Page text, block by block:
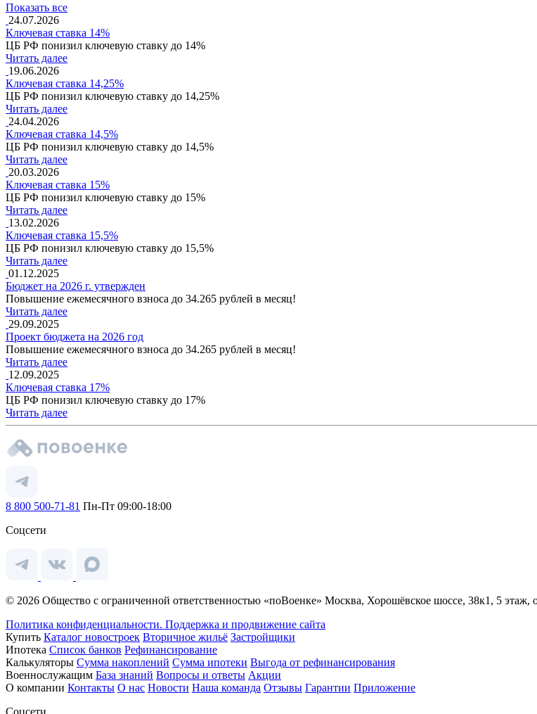
Показать все
24.07.2026
Ключевая ставка 14%
ЦБ РФ понизил ключевую ставку до 14%
Читать далее
19.06.2026
Ключевая ставка 14,25%
ЦБ РФ понизил ключевую ставку до 14,25%
Читать далее
24.04.2026
Ключевая ставка 14,5%
ЦБ РФ понизил ключевую ставку до 14,5%
Читать далее
20.03.2026
Ключевая ставка 15%
ЦБ РФ понизил ключевую ставку до 15%
Читать далее
13.02.2026
Ключевая ставка 15,5%
ЦБ РФ понизил ключевую ставку до 15,5%
Читать далее
01.12.2025
Бюджет на 2026 г. утвержден
Повышение ежемесячного взноса до 34.265 рублей в месяц!
Читать далее
29.09.2025
Проект бюджета на 2026 год
Повышение ежемесячного взноса до 34.265 рублей в месяц!
Читать далее
12.09.2025
Ключевая ставка 17%
ЦБ РФ понизил ключевую ставку до 17%
Читать далее
8 800 500-71-81 Пн-Пт 09:00-18:00
Соцсети
© 2026 Общество с ограниченной ответственностью «поВоенке» Москва, Хорошёвское шоссе, 38к1, 5
Политика конфиденциальности. Поддержка и продвижение сайта
Купить Каталог новостроек Вторичное жильё Застройщики
Ипотека Список банков Рефинансирование
Калькуляторы Сумма накоплений Сумма ипотеки Выгода от рефинансирования
Военнослужащим База знаний Вопросы и ответы Акции
О компании Контакты О нас Новости Наша команда Отзывы Гарантии Приложение
Соцсети